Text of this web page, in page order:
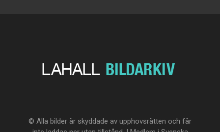
© Alla bilder är skyddade av upphovsrätten och får